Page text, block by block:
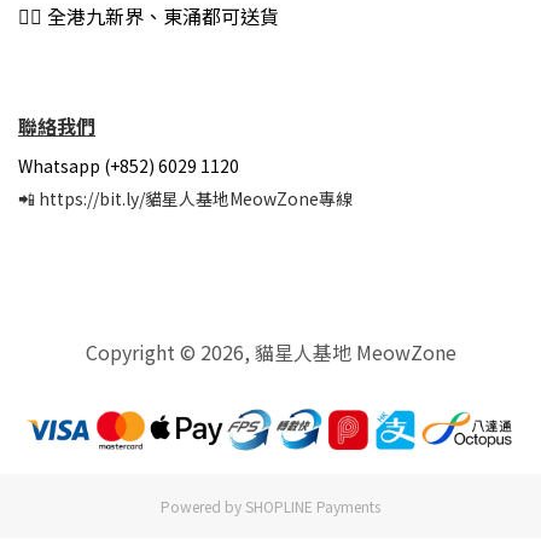
👍🏻 全港九新界、東涌都可送貨
聯絡我們
Whatsapp (+852) 6029 1120
📲 https://bit.ly/貓星人基地MeowZone專線
Copyright © 2026, 貓星人基地 MeowZone
Powered by SHOPLINE Payments